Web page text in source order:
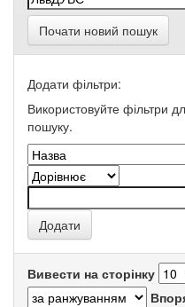
Почати новий пошук
Додати фільтри:
Використовуйте фільтри
пошуку.
Вивести на сторінку